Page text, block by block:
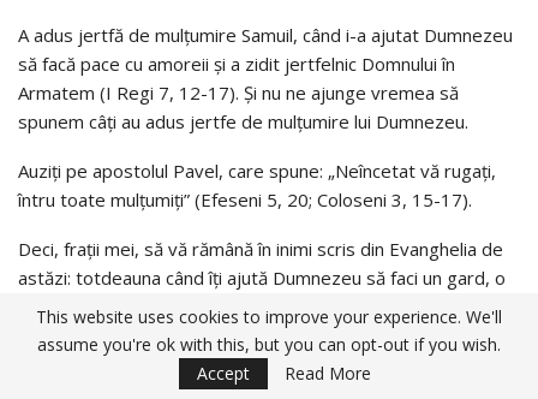
A adus jertfă de mulţumire Samuil, când i-a ajutat Dumnezeu
să facă pace cu amoreii şi a zidit jertfelnic Domnului în
Armatem (I Regi 7, 12-17). Şi nu ne ajunge vremea să
spunem câţi au adus jertfe de mulţumire lui Dumnezeu.
Auziţi pe apostolul Pavel, care spune: „Neîncetat vă rugaţi,
întru toate mulţumiţi” (Efeseni 5, 20; Coloseni 3, 15-17).
Deci, fraţii mei, să vă rămână în inimi scris din Evanghelia de
astăzi: totdeauna când îţi ajută Dumnezeu să faci un gard, o
fântână, un grajd, o casă, o punte, să măriţi o fată, să însori
un băiat, să-ţi iei un loc de casă, să-I aduci lui Dumnezeu
jertfă de mulţumire şi să-I mulţumeşti din toată inima, căci
prin aceasta Îl pleci pe Dumnezeu să-ţi facă mai mare bine în
This website uses cookies to improve your experience. We'll
assume you're ok with this, but you can opt-out if you wish.
Accept
Read More